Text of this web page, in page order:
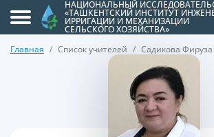
НАЦИОНАЛЬНЫЙ
«ТАШКЕНТСКИЙ ИНСТИТУТ
ИРРИГАЦИИ И МЕХАНИЗАЦИИ
СЕЛЬСКОГО ХОЗЯЙСТВА»
Главная Список учителей Садикова